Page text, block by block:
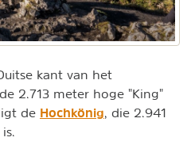
kant van het
2.713 meter hoge "King"
de Hochkönig , die 2.941
is.